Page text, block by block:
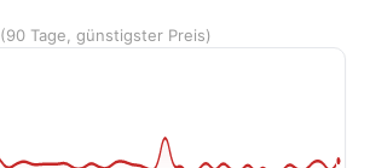
(90 Tage, günstigster Preis)